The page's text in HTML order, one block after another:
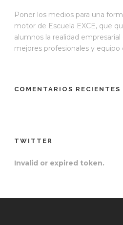
Poner los medios para una
motor de Escuela EXCE, que
alumnos la realidad
mejores profesionales y equipo
COMENTARIOS RECIENTES
TWITTER
Invalid or expired token.